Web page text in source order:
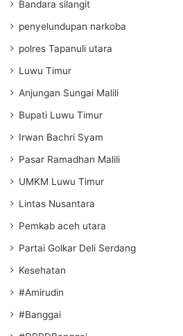
Bandara silangit
penyelundupan narkoba
polres Tapanuli utara
Luwu Timur
Anjungan Sungai Malili
Bupati Luwu Timur
Irwan Bachri Syam
Pasar Ramadhan Malili
UMKM Luwu Timur
Lintas Nusantara
Pemkab aceh utara
Partai Golkar Deli Serdang
Kesehatan
#Amirudin
#Banggai